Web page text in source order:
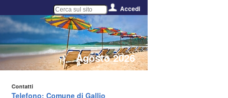
Accedi
Agosto 2026
Contatti
Telefono: Comune di Gallio